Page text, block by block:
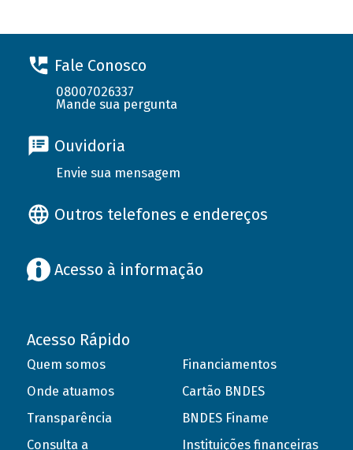
Fale Conosco
08007026337
Mande sua pergunta
Ouvidoria
Envie sua mensagem
Outros telefones e endereços
Acesso à informação
Acesso Rápido
Quem somos
Onde atuamos
Transparência
Consulta a
Financiamentos
Cartão BNDES
BNDES Finame
Instituições financeiras